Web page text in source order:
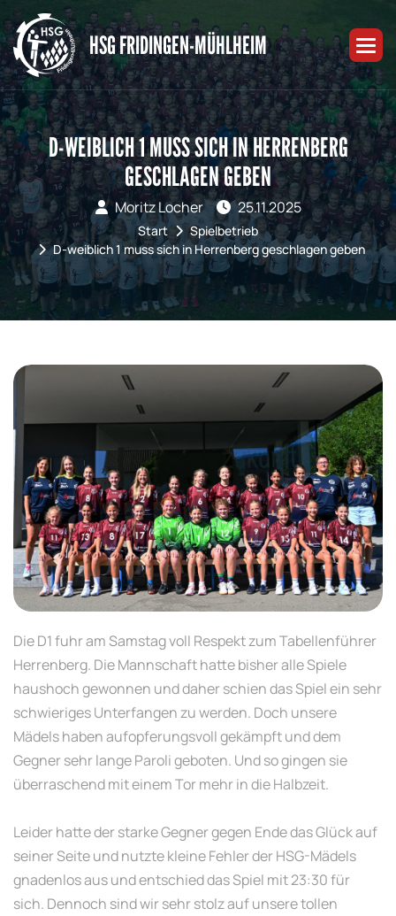
HSG FRIDINGEN-MÜHLHEIM
D-WEIBLICH 1 MUSS SICH IN HERRENBERG
GESCHLAGEN GEBEN
Moritz Locher 25.11.2025
Start
Spielbetrieb
D-weiblich 1 muss sich in Herrenberg geschlagen geben
Die D1 fuhr am Samstag voll Respekt zum Tabellenführer
Herrenberg. Die Mannschaft hatte bisher alle Spiele
haushoch gewonnen und daher schien das Spiel ein sehr
schwieriges Unterfangen zu werden. Doch unsere
Mädels haben aufopferungsvoll gekämpft und dem
Gegner sehr lange Paroli geboten. Und so gingen sie
überraschend mit einem Tor mehr in die Halbzeit.
Leider hatte der starke Gegner gegen Ende das Glück auf
seiner Seite und nutzte kleine Fehler der HSG-Mädels
gnadenlos aus und entschied das Spiel mit 23:30 für
sich. Dennoch sind wir sehr stolz auf unsere tollen